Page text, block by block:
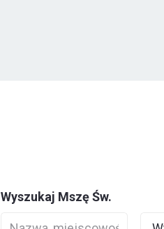
Wyszukaj Mszę Św.